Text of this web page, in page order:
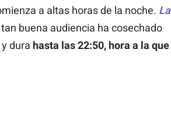
a altas horas de la noche. La
buena audiencia ha cosechado
dura hasta las 22:50, hora a la que